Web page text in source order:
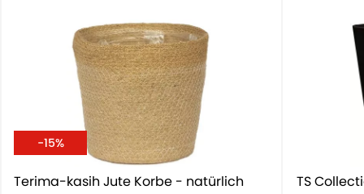
-15%
Terima-kasih Jute Korbe - natürlich TS